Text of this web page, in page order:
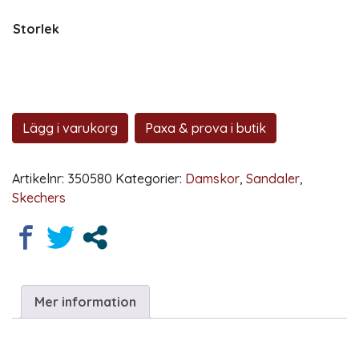
Storlek
Lägg i varukorg Paxa & prova i butik
Artikelnr: 350580 Kategorier: Damskor, Sandaler,
Skechers
Mer information